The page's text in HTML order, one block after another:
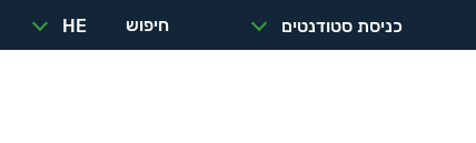
כניסת סטודנטים חיפוש HE